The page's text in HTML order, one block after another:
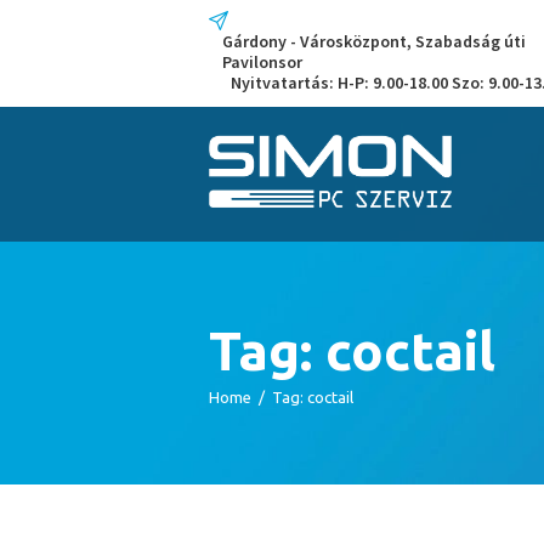
Gárdony - Városközpont, Szabadság úti
Pavilonsor
Nyitvatartás: H-P: 9.00-18.00 Szo: 9.00-
Tag: coctail
Home Tag: coctail